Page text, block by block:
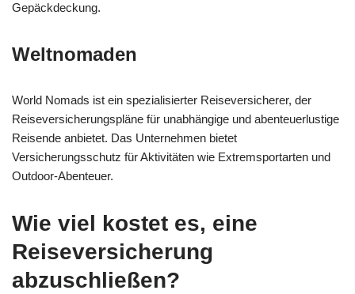
Gepäckdeckung.
Weltnomaden
World Nomads ist ein spezialisierter Reiseversicherer, der
Reiseversicherungspläne für unabhängige und abenteuerlustige
Reisende anbietet. Das Unternehmen bietet
Versicherungsschutz für Aktivitäten wie Extremsportarten und
Outdoor-Abenteuer.
Wie viel kostet es, eine
Reiseversicherung
abzuschließen?